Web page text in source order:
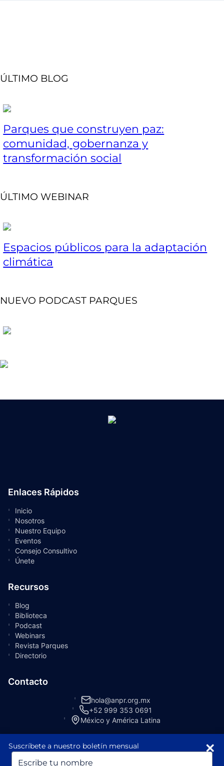
ÚLTIMO BLOG
Parques que construyen paz:
comunidad, gobernanza y
transformación social
ÚLTIMO WEBINAR
Espacios públicos para la adaptación
climática
NUEVO PODCAST PARQUES
Enlaces Rápidos
Inicio
Nosotros
Nuestro Equipo
Eventos
Consejo Consultivo
Únete
Recursos
Blog
Biblioteca
Podcast
Webinars
Revista Parques
Directorio
Contacto
hola@anpr.org.mx
+52 999 353 0691
México y América Latina
Suscríbete a nuestro boletín mensual